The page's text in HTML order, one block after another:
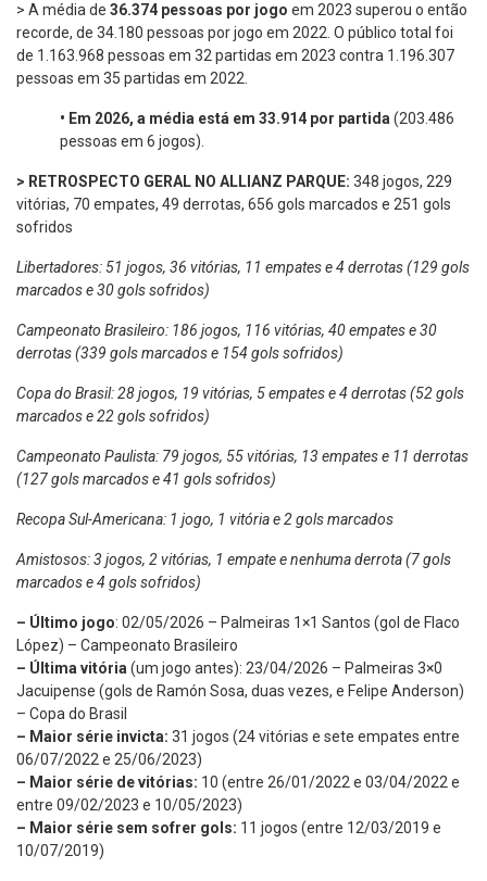
> A média de 36.374 pessoas por jogo em 2023 superou o então
recorde, de 34.180 pessoas por jogo em 2022. O público total foi
de 1.163.968 pessoas em 32 partidas em 2023 contra 1.196.307
pessoas em 35 partidas em 2022.
• Em 2026, a média está em 33.914 por partida (203.486
pessoas em 6 jogos).
> RETROSPECTO GERAL NO ALLIANZ PARQUE: 348 jogos, 229
vitórias, 70 empates, 49 derrotas, 656 gols marcados e 251 gols
sofridos
Libertadores: 51 jogos, 36 vitórias, 11 empates e 4 derrotas (129 gols
marcados e 30 gols sofridos)
Campeonato Brasileiro: 186 jogos, 116 vitórias, 40 empates e 30
derrotas (339 gols marcados e 154 gols sofridos)
Copa do Brasil: 28 jogos, 19 vitórias, 5 empates e 4 derrotas (52 gols
marcados e 22 gols sofridos)
Campeonato Paulista: 79 jogos, 55 vitórias, 13 empates e 11 derrotas
(127 gols marcados e 41 gols sofridos)
Recopa Sul-Americana: 1 jogo, 1 vitória e 2 gols marcados
Amistosos: 3 jogos, 2 vitórias, 1 empate e nenhuma derrota (7 gols
marcados e 4 gols sofridos)
– Último jogo: 02/05/2026 – Palmeiras 1×1 Santos (gol de Flaco
López) – Campeonato Brasileiro
– Última vitória (um jogo antes): 23/04/2026 – Palmeiras 3×0
Jacuipense (gols de Ramón Sosa, duas vezes, e Felipe Anderson)
– Copa do Brasil
– Maior série invicta: 31 jogos (24 vitórias e sete empates entre
06/07/2022 e 25/06/2023)
– Maior série de vitórias: 10 (entre 26/01/2022 e 03/04/2022 e
entre 09/02/2023 e 10/05/2023)
– Maior série sem sofrer gols: 11 jogos (entre 12/03/2019 e
10/07/2019)